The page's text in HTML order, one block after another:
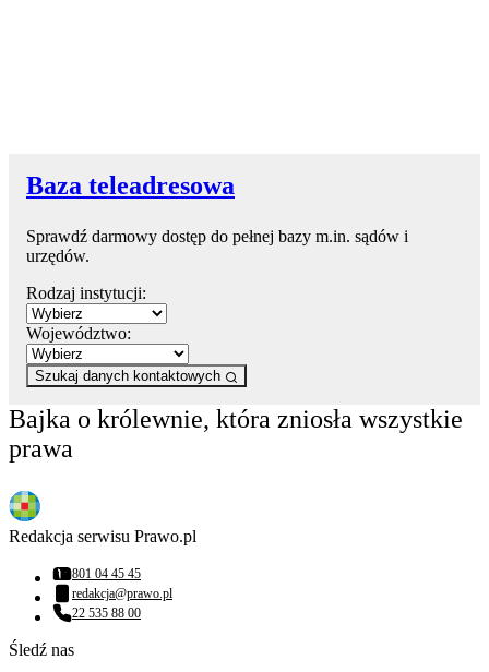
Baza teleadresowa
Sprawdź darmowy dostęp do pełnej bazy m.in. sądów i
urzędów.
Rodzaj instytucji:
Województwo:
Szukaj danych kontaktowych
Bajka o królewnie, która zniosła wszystkie
prawa
Redakcja serwisu Prawo.pl
Numer telefonu:
801 04 45 45
Adres email:
redakcja@prawo.pl
Numer telefonu:
22 535 88 00
Śledź nas